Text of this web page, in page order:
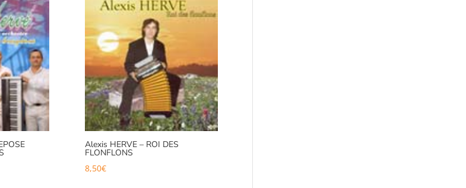
était :est :
7,00€.
Alexis HERVE – ROI DES
FLONFLONS
8,50€